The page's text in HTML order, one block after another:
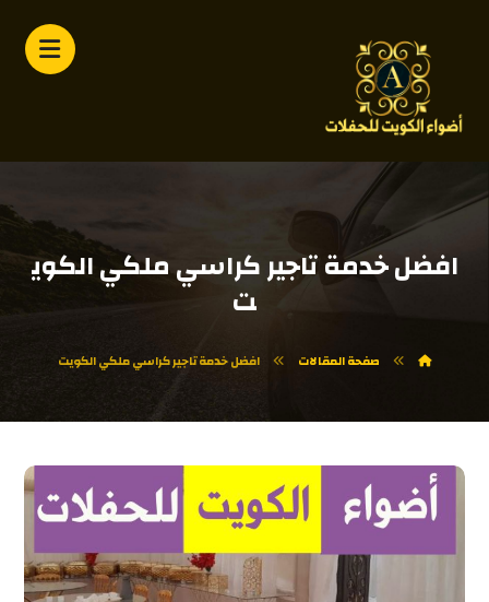
افضل خدمة تاجير كراسي ملكي الكوي
ت
صفحة المقالات افضل خدمة تاجير كراسي ملكي الكويت